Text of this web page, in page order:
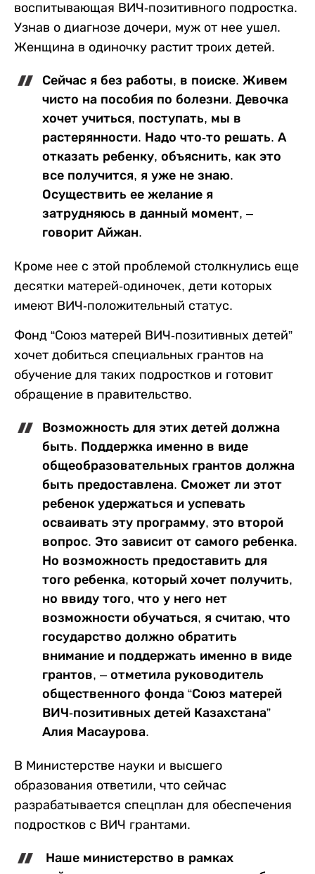
воспитывающая ВИЧ-позитивного подростка.
Узнав о диагнозе дочери, муж от нее ушел.
Женщина в одиночку растит троих детей.
Сейчас я без работы, в поиске. Живем
чисто на пособия по болезни. Девочка
хочет учиться, поступать, мы в
растерянности. Надо что-то решать. А
отказать ребенку, объяснить, как это
все получится, я уже не знаю.
Осуществить ее желание я
затрудняюсь в данный момент, –
говорит Айжан.
Кроме нее с этой проблемой столкнулись еще
десятки матерей-одиночек, дети которых
имеют ВИЧ-положительный статус.
Фонд “Союз матерей ВИЧ-позитивных детей”
хочет добиться специальных грантов на
обучение для таких подростков и готовит
обращение в правительство.
Возможность для этих детей должна
быть. Поддержка именно в виде
общеобразовательных грантов должна
быть предоставлена. Сможет ли этот
ребенок удержаться и успевать
осваивать эту программу, это второй
вопрос. Это зависит от самого ребенка.
Но возможность предоставить для
того ребенка, который хочет получить,
но ввиду того, что у него нет
возможности обучаться, я считаю, что
государство должно обратить
внимание и поддержать именно в виде
грантов, – отметила руководитель
общественного фонда “Союз матерей
ВИЧ-позитивных детей Казахстана”
Алия Масаурова.
В Министерстве науки и высшего
образования ответили, что сейчас
разрабатывается спецплан для обеспечения
подростков с ВИЧ грантами.
Наше министерство в рамках